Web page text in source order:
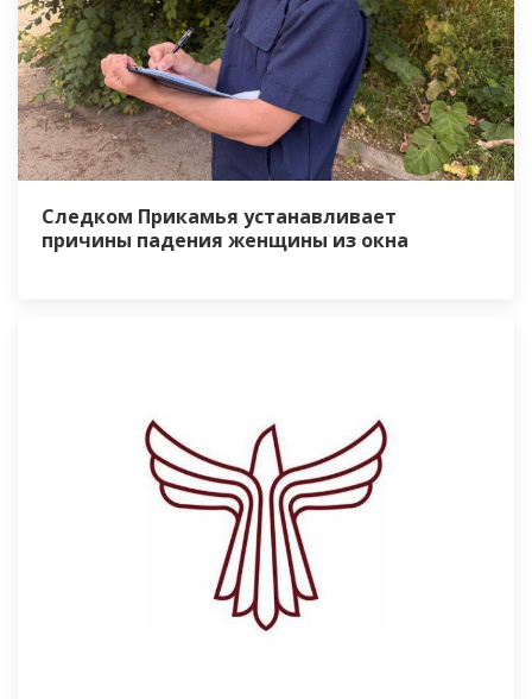
Следком Прикамья устанавливает
причины падения женщины из окна